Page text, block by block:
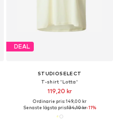
DEAL
STUDIOSELECT
T-shirt 'Lotta'
119,20 kr
Ordinarie pris: 149,00 kr
Senaste lägsta pris:134,10 kr-11%